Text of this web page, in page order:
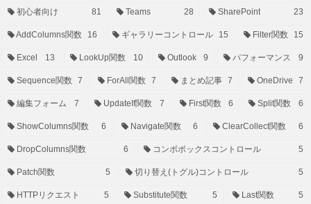
初心者向け 81 Teams 28 SharePoint 23
AddColumns関数 16 ギャラリーコントロール 15 Filter関数 15
Excel 13 LookUp関数 10 Outlook 9 パフォーマンス 9
Sequence関数 7 ForAll関数 7 まとめ記事 7 OneDrive 7
編集フォーム 7 UpdateIf関数 7 First関数 6 Split関数 6
ShowColumns関数 6 Navigate関数 6 ClearCollect関数 6
DropColumns関数 6 コンボボックスコントロール 5
Patch関数 5 切り替え(トグル)コントロール 5
HTTPリクエスト 5 Substitute関数 5 Last関数 5